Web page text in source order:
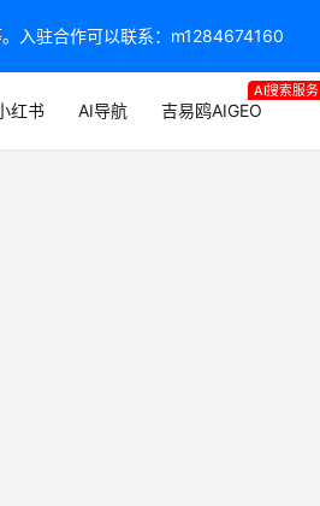
入驻合作可以联系：m1284674160
红书 AI导航 吉易鸥AIGEO
AI搜索服务